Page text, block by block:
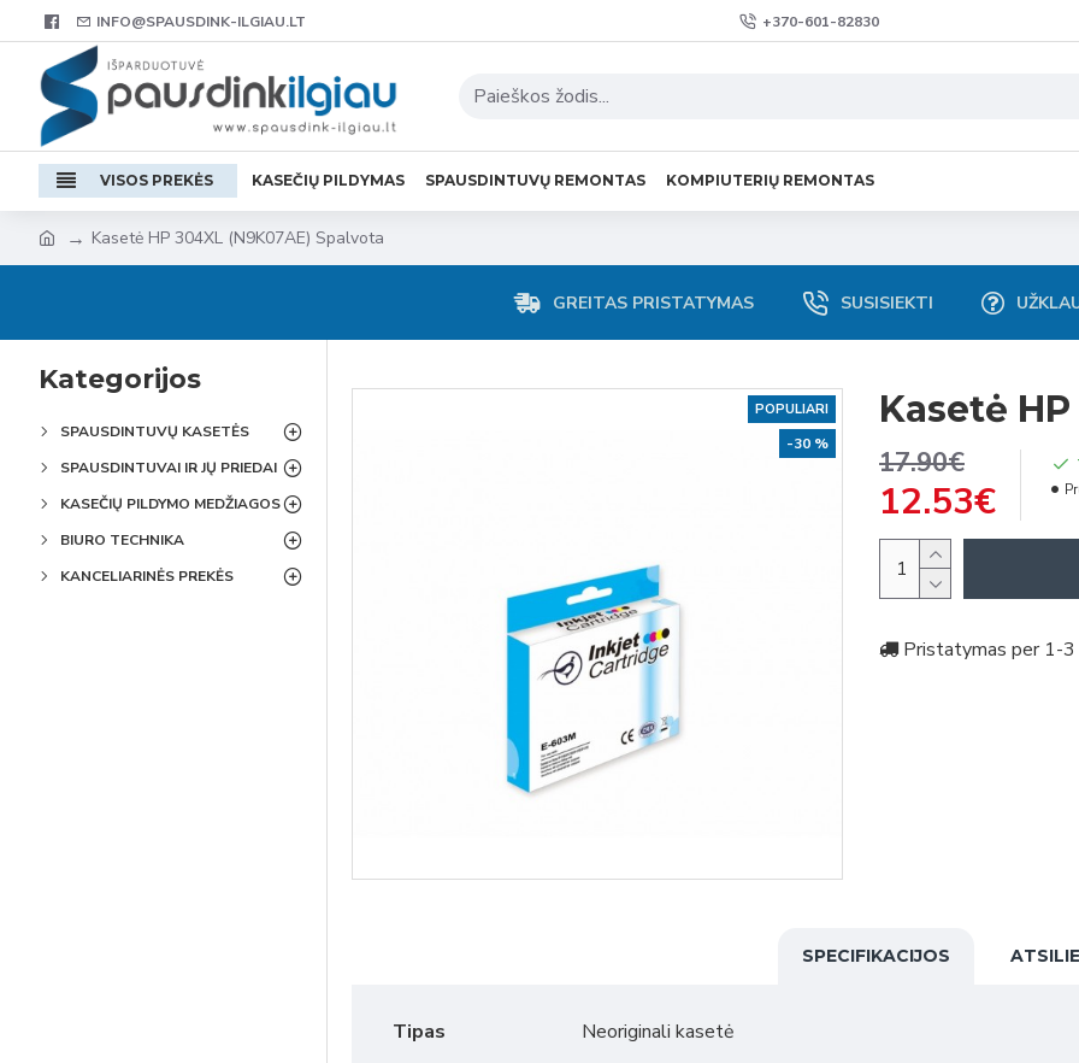
INFO@SPAUSDINK-ILGIAU.LT +370-601-82830
VISOS PREKĖS KASEČIŲ PILDYMAS SPAUSDINTUVŲ REMONTAS KOMPIUTERIŲ REMONTAS
Kasetė HP 304XL (N9K07AE) Spalvota
GREITAS PRISTATYMAS SUSISIEKTI
Kategorijos
SPAUSDINTUVŲ KASETĖS
SPAUSDINTUVAI IR JŲ PRIEDAI
KASEČIŲ PILDYMO MEDŽIAGOS
BIURO TECHNIKA
KANCELIARINĖS PREKĖS
POPULIARI
-30 %
Kasetė
17.90€
12.53€
Pristatymas per 1-3
SPECIFIKACIJOS
Tipas
Neoriginali kasetė